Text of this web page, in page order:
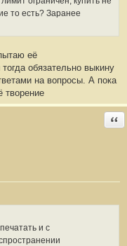
то есть? Заранее
её
обязательно выкину
на вопросы. А пока
творение
и с